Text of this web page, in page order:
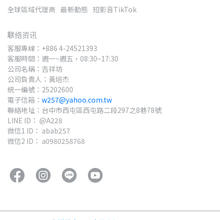
全球區域代理商 最新動態 短影音TikTok
联络资讯
客服專線：+886 4-24521393
客服時間：週一~週五，08:30~17:30
公司名稱：吉祥坊
公司負責人：黃培杰
統一編號：25202600
電子信箱： w257@yahoo.com.tw
聯絡地址：台中市西屯區西屯路二段297之8巷78號
LINE ID： @A228
微信1 ID： abab257
微信2 ID： a0980258768